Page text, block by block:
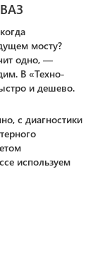
мосту?
одно, —
В «Техно-
и дешево.
с диагностики
используем